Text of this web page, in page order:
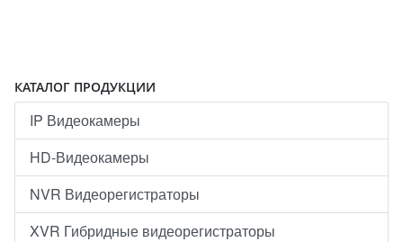
КАТАЛОГ ПРОДУКЦИИ
IP Видеокамеры
HD-Видеокамеры
NVR Видеорегистраторы
XVR Гибридные видеорегистраторы